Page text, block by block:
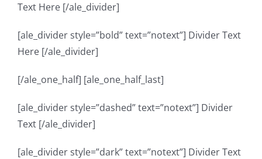
Text Here [/ale_divider]
[ale_divider style=”bold” text=”notext”] Divider Text
Here [/ale_divider]
[/ale_one_half] [ale_one_half_last]
[ale_divider style=”dashed” text=”notext”] Divider
Text [/ale_divider]
[ale_divider style=”dark” text=”notext”] Divider Text